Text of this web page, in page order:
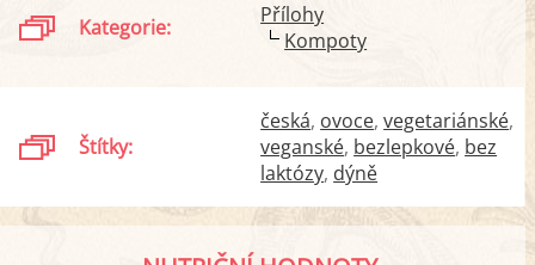
Kategorie:
Přílohy
Kompoty
Štítky:
česká ovoce vegetariánské
veganské bezlepkové bez
laktózy dýně